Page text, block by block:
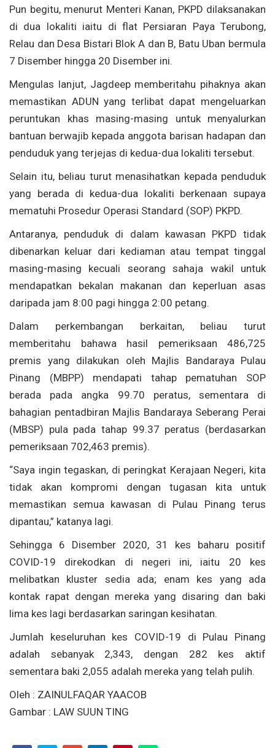
Pun begitu, menurut Menteri Kanan, PKPD dilaksanakan
di dua lokaliti iaitu di flat Persiaran Paya Terubong,
Relau dan Desa Bistari Blok A dan B, Batu Uban bermula
7 Disember hingga 20 Disember ini.
Mengulas lanjut, Jagdeep memberitahu pihaknya akan
memastikan ADUN yang terlibat dapat mengeluarkan
peruntukan khas masing-masing untuk menyalurkan
bantuan berwajib kepada anggota barisan hadapan dan
penduduk yang terjejas di kedua-dua lokaliti tersebut.
Selain itu, beliau turut menasihatkan kepada penduduk
yang berada di kedua-dua lokaliti berkenaan supaya
mematuhi Prosedur Operasi Standard (SOP) PKPD.
Antaranya, penduduk di dalam kawasan PKPD tidak
dibenarkan keluar dari kediaman atau tempat tinggal
masing-masing kecuali seorang sahaja wakil untuk
mendapatkan bekalan makanan dan keperluan asas
daripada jam 8:00 pagi hingga 2:00 petang.
Dalam perkembangan berkaitan, beliau turut
memberitahu bahawa hasil pemeriksaan 486,725
premis yang dilakukan oleh Majlis Bandaraya Pulau
Pinang (MBPP) mendapati tahap pematuhan SOP
berada pada angka 99.70 peratus, sementara di
bahagian pentadbiran Majlis Bandaraya Seberang Perai
(MBSP) pula pada tahap 99.37 peratus (berdasarkan
pemeriksaan 702,463 premis).
“Saya ingin tegaskan, di peringkat Kerajaan Negeri, kita
tidak akan kompromi dengan tugasan kita untuk
memastikan semua kawasan di Pulau Pinang terus
dipantau,” katanya lagi.
Sehingga 6 Disember 2020, 31 kes baharu positif
COVID-19 direkodkan di negeri ini, iaitu 20 kes
melibatkan kluster sedia ada; enam kes yang ada
kontak rapat dengan mereka yang disaring dan baki
lima kes lagi berdasarkan saringan kesihatan.
Jumlah keseluruhan kes COVID-19 di Pulau Pinang
adalah sebanyak 2,343, dengan 282 kes aktif
sementara baki 2,055 adalah mereka yang telah pulih.
Oleh : ZAINULFAQAR YAACOB
Gambar : LAW SUUN TING